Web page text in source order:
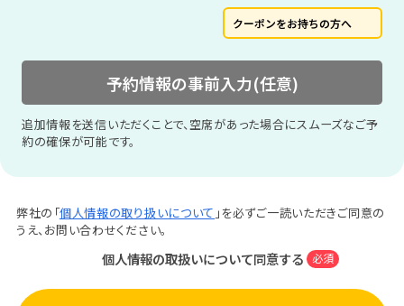
クーポンをお持ちの方へ
予約情報の事前入力(任意)
追加情報を送信いただくことで、空席があった場合にスムーズなご予
約の確保が可能です。
弊社の「個人情報の取り扱いについて 」を必ずご一読いただきご同意の
うえ、お問い合わせください。
個人情報の取扱いについて同意する 必須